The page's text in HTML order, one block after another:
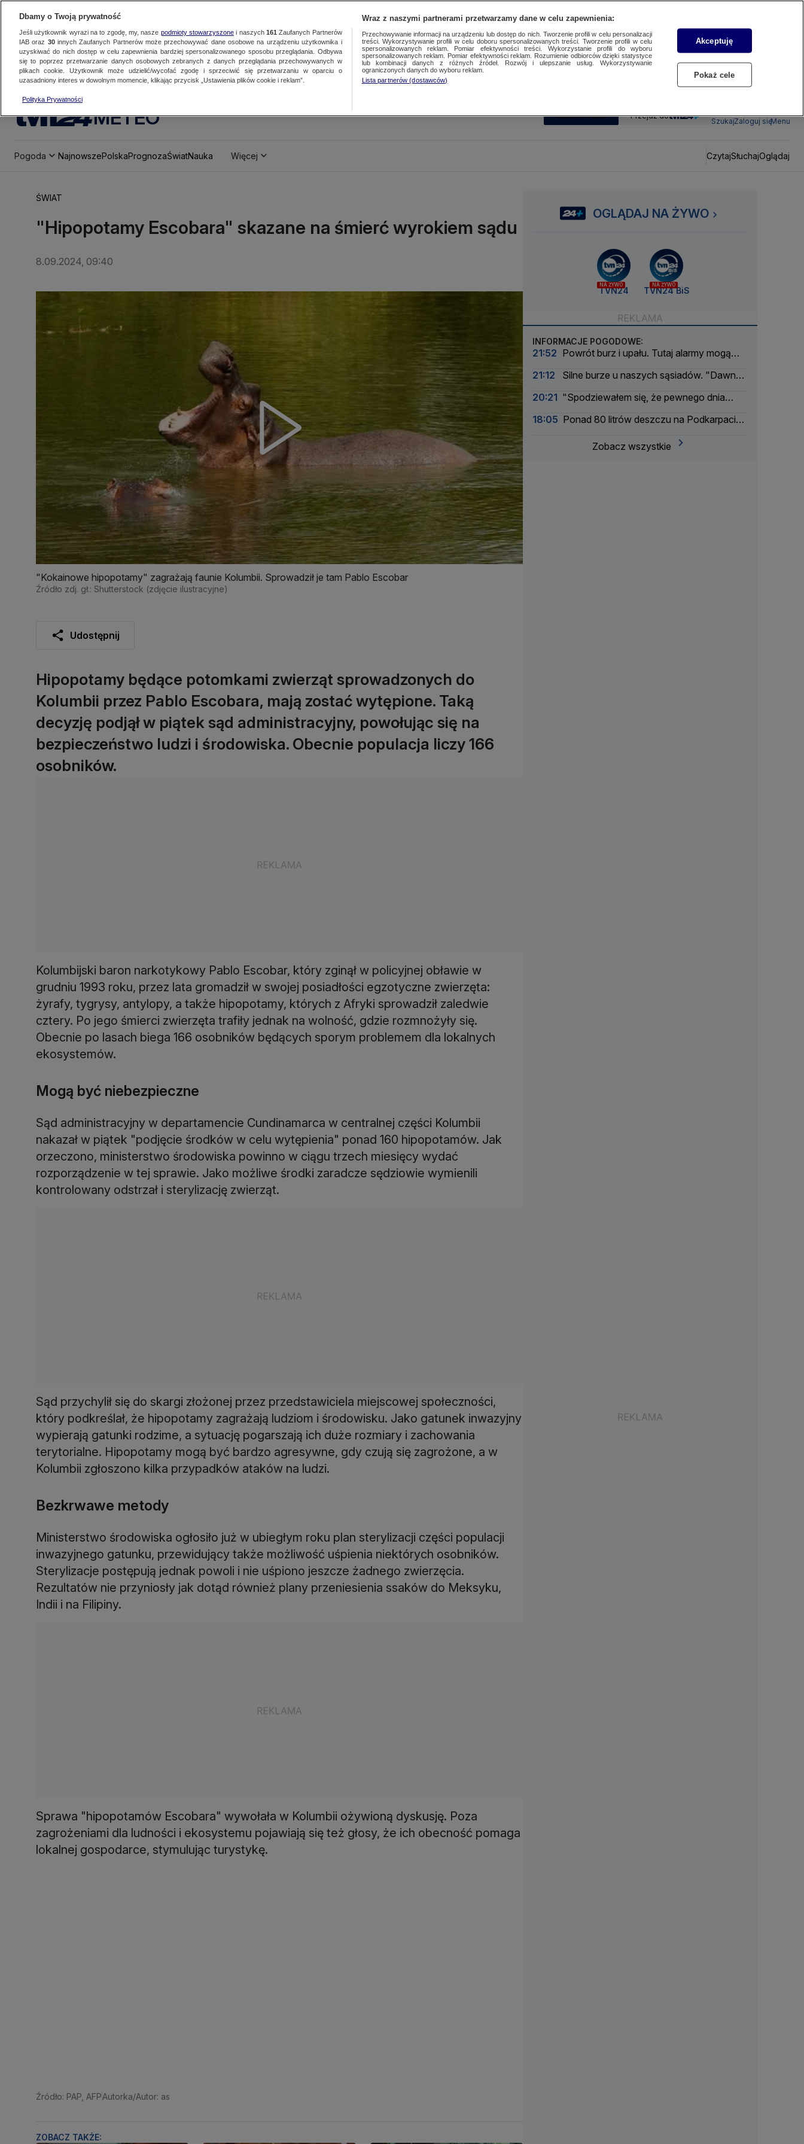
METEO SUBSKRYBUJ Przejdź do
SzukajZaloguj sięMenu
Pogoda NajnowszePolskaPrognozaŚwiatNauka Więcej CzytajSłuchajOglądaj
ŚWIAT
"Hipopotamy Escobara" skazane na śmierć wyrokiem sądu
8.09.2024, 09:40
"Kokainowe hipopotamy" zagrażają faunie Kolumbii. Sprowadził je tam Pablo Escobar
Źródło zdj. gł.: Shutterstock (zdjęcie ilustracyjne)
Udostępnij
Hipopotamy będące potomkami zwierząt sprowadzonych do
Kolumbii przez Pablo Escobara, mają zostać wytępione. Taką
decyzję podjął w piątek sąd administracyjny, powołując się na
bezpieczeństwo ludzi i środowiska. Obecnie populacja liczy 166
osobników.
Kolumbijski baron narkotykowy Pablo Escobar, który zginął w policyjnej obławie w
grudniu 1993 roku, przez lata gromadził w swojej posiadłości egzotyczne zwierzęta:
żyrafy, tygrysy, antylopy, a także hipopotamy, których z Afryki sprowadził zaledwie
cztery. Po jego śmierci zwierzęta trafiły jednak na wolność, gdzie rozmnożyły się.
Obecnie po lasach biega 166 osobników będących sporym problemem dla lokalnych
ekosystemów.
Mogą być niebezpieczne
Sąd administracyjny w departamencie Cundinamarca w centralnej części Kolumbii
nakazał w piątek "podjęcie środków w celu wytępienia" ponad 160 hipopotamów. Jak
orzeczono, ministerstwo środowiska powinno w ciągu trzech miesięcy wydać
rozporządzenie w tej sprawie. Jako możliwe środki zaradcze sędziowie wymienili
kontrolowany odstrzał i sterylizację zwierząt.
Sąd przychylił się do skargi złożonej przez przedstawiciela miejscowej społeczności,
który podkreślał, że hipopotamy zagrażają ludziom i środowisku. Jako gatunek inwazyjny
wypierają gatunki rodzime, a sytuację pogarszają ich duże rozmiary i zachowania
terytorialne. Hipopotamy mogą być bardzo agresywne, gdy czują się zagrożone, a w
Kolumbii zgłoszono kilka przypadków ataków na ludzi.
Bezkrwawe metody
Ministerstwo środowiska ogłosiło już w ubiegłym roku plan sterylizacji części populacji
inwazyjnego gatunku, przewidujący także możliwość uśpienia niektórych osobników.
Sterylizacje postępują jednak powoli i nie uśpiono jeszcze żadnego zwierzęcia.
Rezultatów nie przyniosły jak dotąd również plany przeniesienia ssaków do Meksyku,
Indii i na Filipiny.
Sprawa "hipopotamów Escobara" wywołała w Kolumbii ożywioną dyskusję. Poza
zagrożeniami dla ludności i ekosystemu pojawiają się też głosy, że ich obecność pomaga
lokalnej gospodarce, stymulując turystykę.
Źródło: PAP, AFPAutorka/Autor: as
ZOBACZ TAKŻE:
OGLĄDAJ NA ŻYWO
NA ŻYWO
TVN24
NA ŻYWO
TVN24 BiS
INFORMACJE POGODOWE:
21:52 Powrót burz i upału. Tutaj alarmy mogą
21:12
Silne burze u naszych sąsiadów. "Dawno
20:21 "Spodziewałem się, że pewnego dnia
18:05 Ponad 80 litrów deszczu na Podkarpaciu.
Zobacz wszystkie
Dbamy o Twoją prywatność
Jeśli użytkownik wyrazi na to zgodę, my, nasze podmioty stowarzyszonei naszych 161 Zaufanych Partnerów
IAB oraz 30innych Zaufanych Partnerów może przechowywać dane osobowe na urządzeniu użytkownika i
uzyskiwać do nich dostęp w celu zapewnienia bardziej spersonalizowanego sposobu przeglądania. Odbywa
się to poprzez przetwarzanie danych osobowych zebranych z danych przeglądania przechowywanych w
plikach cookie. Użytkownik może udzielić/wycofać zgodę i sprzeciwić się przetwarzaniu w oparciu o
uzasadniony interes w dowolnym momencie, klikając przycisk „Ustawienia plików cookie i reklam”.
Polityka Prywatności
Wraz z naszymi partnerami przetwarzamy dane w celu zapewnienia:
Przechowywanie informacji na urządzeniu lub dostęp do nich. Tworzenie profili w celu personalizacji
treści. Wykorzystywanie profili w celu doboru spersonalizowanych treści. Tworzenie profili w celu
spersonalizowanych reklam. Pomiar efektywności treści. Wykorzystanie profili do wyboru
spersonalizowanych reklam. Pomiar efektywności reklam. Rozumienie odbiorców dzięki statystyce
lub kombinacji danych z różnych źródeł. Rozwój i ulepszanie usług. Wykorzystywanie
ograniczonych danych do wyboru reklam.
Lista partnerów (dostawców)
Akceptuję
Pokaż cele